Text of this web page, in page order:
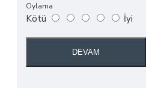
Oylama
Kötü İyi
DEVAM